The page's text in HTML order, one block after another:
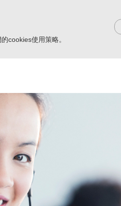
cookies使用策略。